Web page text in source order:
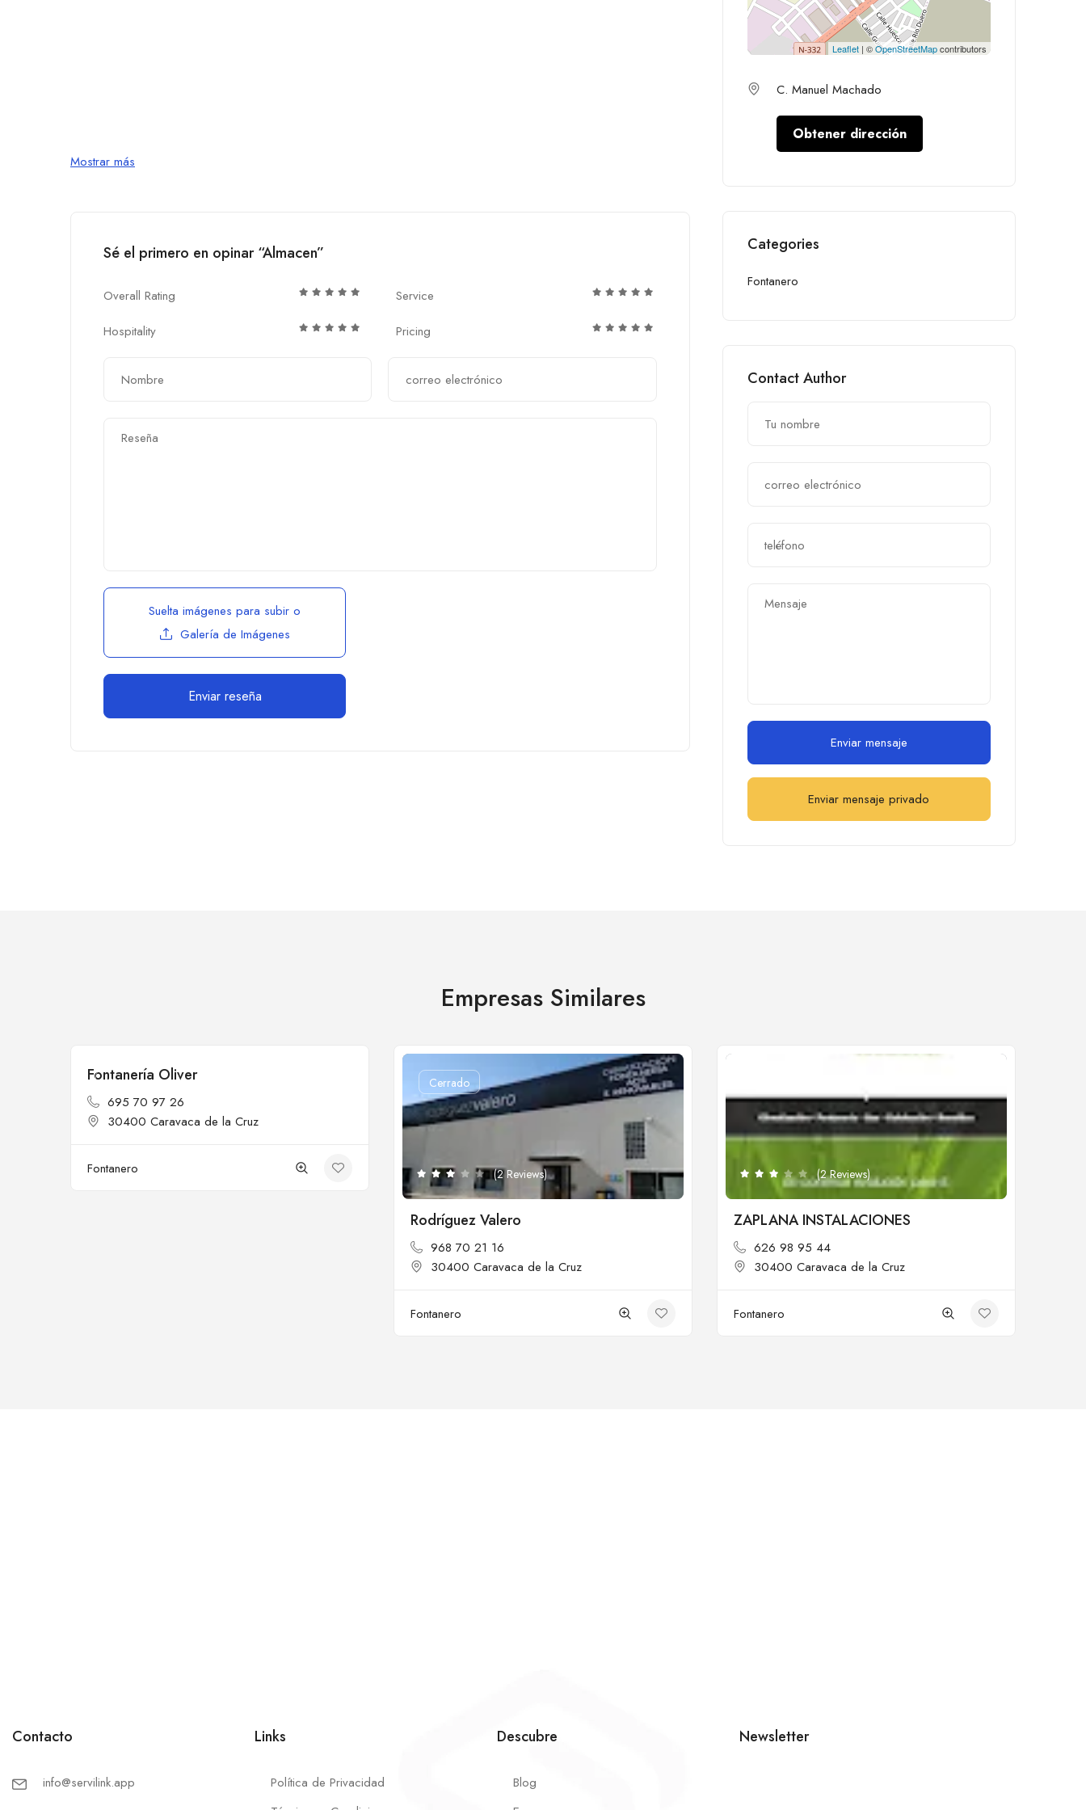
Mostrar más
Sé el primero en opinar “Almacen”
Overall Rating
Service
Hospitality
Pricing
Suelta imágenes para subir o
Galería de Imágenes
Leaflet| ©OpenStreetMapcontributors
C. Manuel Machado
Obtener dirección
Categories
Fontanero
Contact Author
Enviar mensaje
Enviar mensaje privado
Empresas Similares
Cerrado
Fontanería Oliver
695 70 97 26
30400 Caravaca de la Cruz
Fontanero
Cerrado
(2 Reviews)
Rodríguez Valero
968 70 21 16
30400 Caravaca de la Cruz
Fontanero
(2 Reviews)
ZAPLANA INSTALACIONES
626 98 95 44
30400 Caravaca de la Cruz
Fontanero
Contacto
info@servilink.app
Links
Política de Privacidad
Descubre
Blog
Newsletter